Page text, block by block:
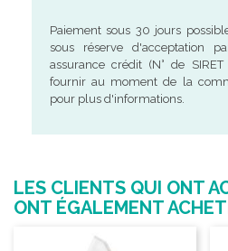
Paiement sous 30 jours
sous réserve d'acceptation
assurance crédit (N° de
fournir au moment de la
pour plus d'informations.
LES CLIENTS QUI ONT
ONT ÉGALEMENT